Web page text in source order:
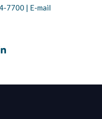
7700 | E-mail